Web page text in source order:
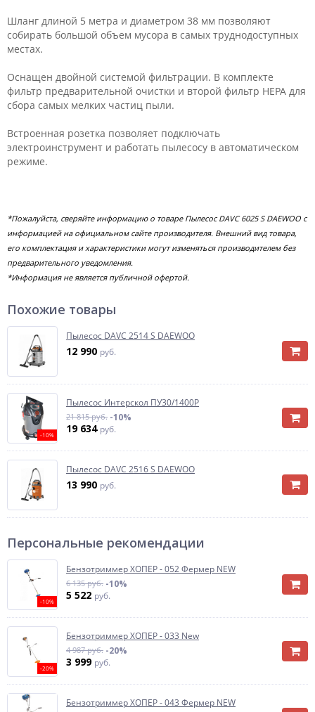
Шланг длиной 5 метра и диаметром 38 мм позволяют
собирать большой объем мусора в самых труднодоступных
местах.
Оснащен двойной системой фильтрации. В комплекте
фильтр предварительной очистки и второй фильтр HEPA для
сбора самых мелких частиц пыли.
Встроенная розетка позволяет подключать
электроинструмент и работать пылесосу в автоматическом
режиме.
*Пожалуйста, сверяйте информацию о товаре Пылесос DAVC 6025 S DAEWOO с
информацией на официальном сайте производителя. Внешний вид товара,
его комплектация и характеристики могут изменяться производителем без
предварительного уведомления.
*Информация не является публичной офертой.
Похожие товары
Пылесос DAVC 2514 S DAEWOO
12 990 руб.
-10%
Пылесос Интерскол ПУ30/1400Р
21 815 руб. -10%
19 634 руб.
Пылесос DAVC 2516 S DAEWOO
13 990 руб.
Персональные рекомендации
-10%
Бензотриммер ХОПЕР - 052 Фермер NEW
6 135 руб. -10%
5 522 руб.
-20%
Бензотриммер ХОПЕР - 033 New
4 987 руб. -20%
3 999 руб.
Бензотриммер ХОПЕР - 043 Фермер NEW